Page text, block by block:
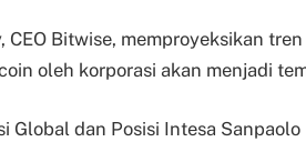
CEO Bitwise, memproyeksikan
oleh korporasi akan menjadi
Global dan Posisi Intesa Sanpaolo